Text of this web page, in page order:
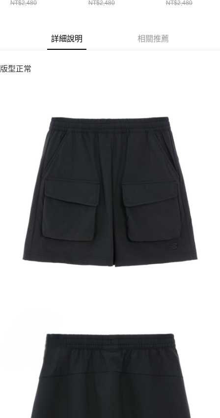
NT$2,480 NT$2,480 NT$2,480
詳細說明 相關推薦
版型正常